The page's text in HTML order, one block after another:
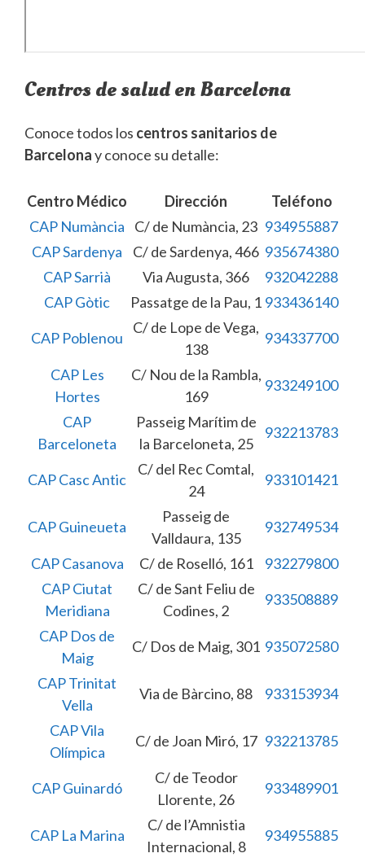
Centros de salud en Barcelona
Conoce todos los centros sanitarios de
Barcelonay conoce su detalle:
Centro Médico Dirección
Teléfono
CAP Numància
C/ de Numància, 23 934955887
CAP Sardenya
C/ de Sardenya, 466 935674380
CAP Sarrià
Via Augusta, 366
932042288
CAP Gòtic
Passatge de la Pau, 1 933436140
CAP Poblenou
C/ de Lope de Vega,
138
934337700
CAP Les
Hortes
C/ Nou de la Rambla,
169
933249100
CAP
Barceloneta
Passeig Marítim de
la Barceloneta, 25
932213783
CAP Casc Antic
C/ del Rec Comtal,
24
933101421
CAP Guineueta
Passeig de
Valldaura, 135
932749534
CAP Casanova C/ de Roselló, 161
932279800
CAP Ciutat
Meridiana
C/ de Sant Feliu de
Codines, 2
933508889
CAP Dos de
Maig
C/ Dos de Maig, 301 935072580
CAP Trinitat
Vella
Via de Bàrcino, 88 933153934
CAP Vila
Olímpica
C/ de Joan Miró, 17 932213785
CAP Guinardó
C/ de Teodor
Llorente, 26
933489901
CAP La Marina
C/ de l’Amnistia
Internacional, 8
934955885